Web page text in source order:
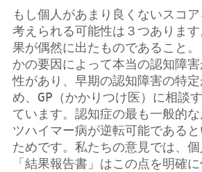
もし個人があまり良くないスコア
考えられる可能性は３つありま
果が偶然に出たものであること
かの要因によって本当の認知障
性があり、早期の認知障害の特
め、GP（かかりつけ医）に相談
ています。認知症の最も一般的
ツハイマー病が逆転可能である
ためです。私たちの意見では、
「結果報告書」はこの点を明確